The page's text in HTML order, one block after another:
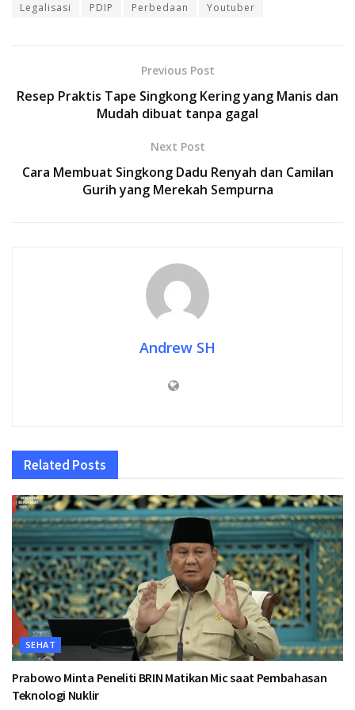
Legalisasi
PDIP Perbedaan Youtuber
Previous Post
Resep Praktis Tape Singkong Kering yang Manis dan
Mudah dibuat tanpa gagal
Next Post
Cara Membuat Singkong Dadu Renyah dan Camilan
Gurih yang Merekah Sempurna
Andrew SH
Related Posts
SEHAT
Prabowo Minta Peneliti BRIN Matikan Mic saat Pembahasan
Teknologi Nuklir